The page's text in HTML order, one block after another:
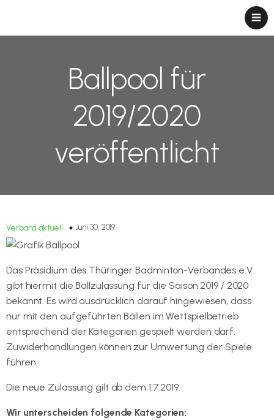
Ballpool für
2019/2020
veröffentlicht
Verband aktuell Juni 30, 2019
Das Präsidium des Thüringer Badminton-Verbandes e.V.
gibt hiermit die Ballzulassung für die Saison 2019 / 2020
bekannt. Es wird ausdrücklich darauf hingewiesen, dass
nur mit den aufgeführten Bällen im Wettspielbetrieb
entsprechend der Kategorien gespielt werden darf.
Zuwiderhandlungen können zur Umwertung der Spiele
führen.
Die neue Zulassung gilt ab dem 1.7.2019.
Wir unterscheiden folgende Kategorien: